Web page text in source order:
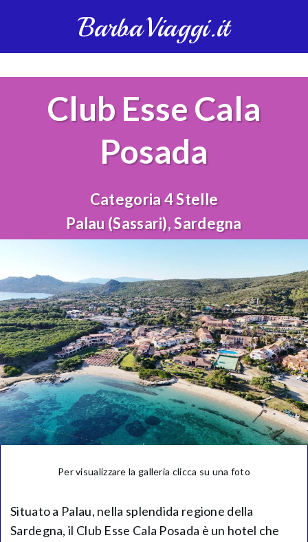
BarbaViaggi.it
Club Esse Cala
Posada
Categoria 4 Stelle
Palau (Sassari), Sardegna
Per visualizzare la galleria clicca su una foto
Situato a Palau, nella splendida regione della
Sardegna, il Club Esse Cala Posada è un hotel che